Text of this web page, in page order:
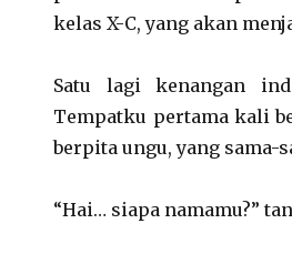
kelas X-C, yang akan
Satu lagi kenangan
Tempatku pertama kali
berpita ungu, yang sama-
“Hai… siapa namamu?”